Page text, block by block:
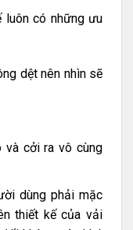
luôn có những ưu
dệt nên nhìn sẽ
và cởi ra vô cùng
dùng phải mặc
thiết kế của vải